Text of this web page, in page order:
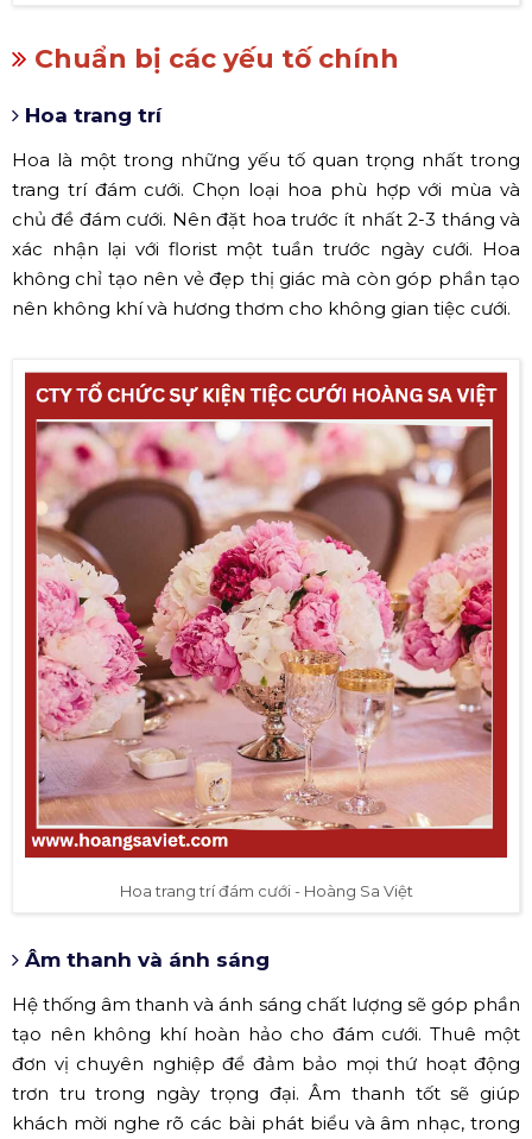
Chuẩn bị các yếu tố chính
Hoa trang trí
Hoa là một trong những yếu tố quan trọng nhất trong
trang trí đám cưới. Chọn loại hoa phù hợp với mùa và
chủ đề đám cưới. Nên đặt hoa trước ít nhất 2-3 tháng và
xác nhận lại với florist một tuần trước ngày cưới. Hoa
không chỉ tạo nên vẻ đẹp thị giác mà còn góp phần tạo
nên không khí và hương thơm cho không gian tiệc cưới.
Hoa trang trí đám cưới - Hoàng Sa Việt
Âm thanh và ánh sáng
Hệ thống âm thanh và ánh sáng chất lượng sẽ góp phần
tạo nên không khí hoàn hảo cho đám cưới. Thuê một
đơn vị chuyên nghiệp để đảm bảo mọi thứ hoạt động
trơn tru trong ngày trọng đại. Âm thanh tốt sẽ giúp
khách mời nghe rõ các bài phát biểu và âm nhạc, trong